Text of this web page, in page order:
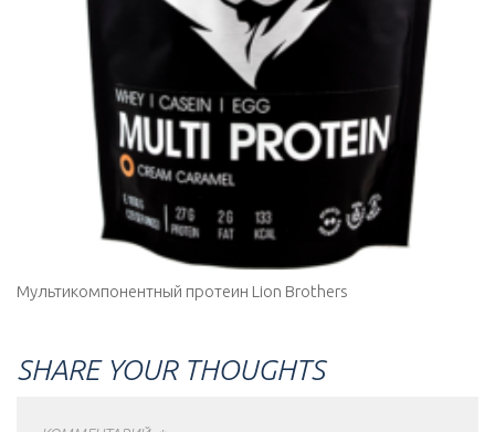
Мультикомпонентный протеин Lion Brothers
SHARE YOUR THOUGHTS